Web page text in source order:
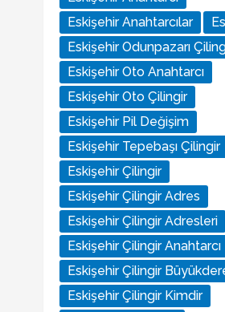
Eskişehir Anahtarcılar
Eskişehir Odunpazarı
Eskişehir Oto Anahtarcı
Eskişehir Oto Çilingir
Eskişehir Pil Değişim
Eskişehir Tepebaşı Çilingir
Eskişehir Çilingir
Eskişehir Çilingir Adres
Eskişehir Çilingir Adresleri
Eskişehir Çilingir Anahtarcı
Eskişehir Çilingir
Eskişehir Çilingir Kimdir